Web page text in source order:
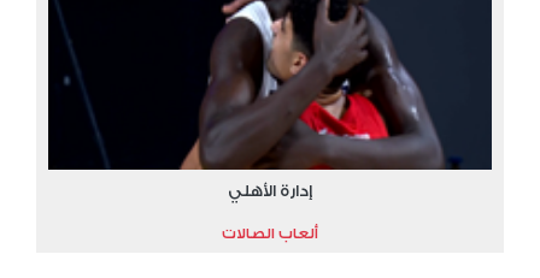
إدارة الأهلي
ألعاب الصالات